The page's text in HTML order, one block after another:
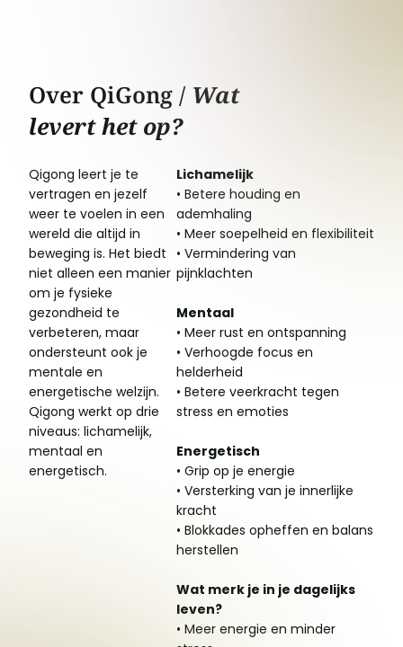
Over QiGong / Wat
levert het op?
Qigong leert je te
vertragen en jezelf
weer te voelen in een
wereld die altijd in
beweging is. Het biedt
niet alleen een manier
om je fysieke
gezondheid te
verbeteren, maar
ondersteunt ook je
mentale en
energetische welzijn.
Qigong werkt op drie
niveaus: lichamelijk,
mentaal en
energetisch.
Lichamelijk
• Betere houding en
ademhaling
• Meer soepelheid en flexibiliteit
• Vermindering van
pijnklachten
Mentaal
• Meer rust en ontspanning
• Verhoogde focus en
helderheid
• Betere veerkracht tegen
stress en emoties
Energetisch
• Grip op je energie
• Versterking van je innerlijke
kracht
• Blokkades opheffen en balans
herstellen
Wat merk je in je dagelijks
leven?
• Meer energie en minder